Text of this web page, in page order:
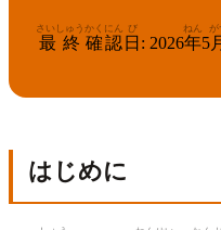
最終
さいしゅう
確認
かくにん
日
び
: 2026年
ねん
5
が
はじめに